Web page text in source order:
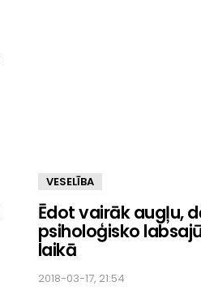
VESELĪBA
Ēdot vairāk augļu,
psiholoģisko
laikā
2018-03-17, 21:54